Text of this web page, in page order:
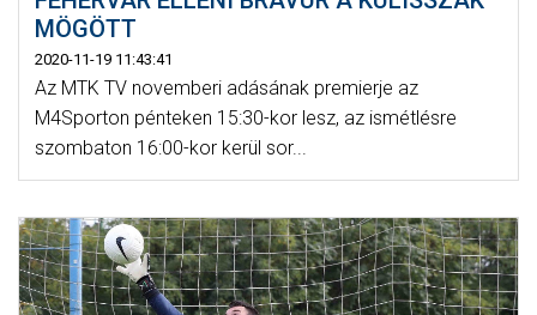
MÖGÖTT
2020-11-19 11:43:41
Az MTK TV novemberi adásának premierje az
M4Sporton pénteken 15:30-kor lesz, az ismétlésre
szombaton 16:00-kor kerül sor...